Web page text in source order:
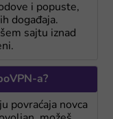
i popuste,
događaja.
sajtu iznad
a?
povraćaja novca